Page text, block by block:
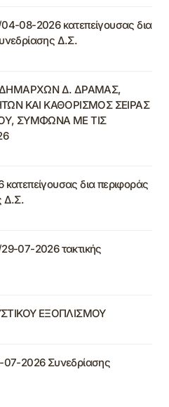
08-2026 κατεπείγουσας δια
Δ.Σ.
Δ. ΔΡΑΜΑΣ,
ΚΑΙ ΚΑΘΟΡΙΣΜΟΣ ΣΕΙΡΑΣ
ΣΥΜΦΩΝΑ ΜΕ ΤΙΣ
δια περιφοράς
Δ.Σ.
07-2026 τακτικής
ΕΞΟΠΛΙΣΜΟΥ
2026 Συνεδρίασης